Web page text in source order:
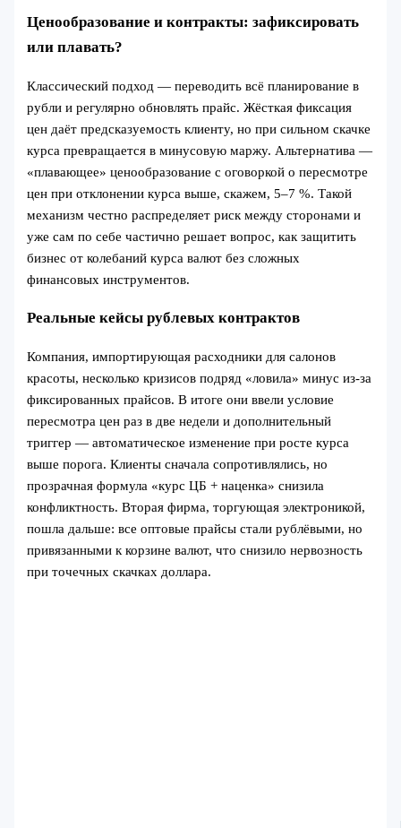
Ценообразование и контракты: зафиксировать
или плавать?
Классический подход — переводить всё планирование в
рубли и регулярно обновлять прайс. Жёсткая фиксация
цен даёт предсказуемость клиенту, но при сильном скачке
курса превращается в минусовую маржу. Альтернатива —
«плавающее» ценообразование с оговоркой о пересмотре
цен при отклонении курса выше, скажем, 5–7 %. Такой
механизм честно распределяет риск между сторонами и
уже сам по себе частично решает вопрос, как защитить
бизнес от колебаний курса валют без сложных
финансовых инструментов.
Реальные кейсы рублевых контрактов
Компания, импортирующая расходники для салонов
красоты, несколько кризисов подряд «ловила» минус из‑за
фиксированных прайсов. В итоге они ввели условие
пересмотра цен раз в две недели и дополнительный
триггер — автоматическое изменение при росте курса
выше порога. Клиенты сначала сопротивлялись, но
прозрачная формула «курс ЦБ + наценка» снизила
конфликтность. Вторая фирма, торгующая электроникой,
пошла дальше: все оптовые прайсы стали рублёвыми, но
привязанными к корзине валют, что снизило нервозность
при точечных скачках доллара.